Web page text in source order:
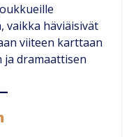
vaikka häviäisivät
viiteen karttaan
ja dramaattisen